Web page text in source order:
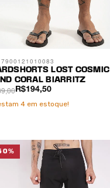
LOST COSMIC
CORAL BIARRITZ
R$194,50
7900121010083
4 em estoque!